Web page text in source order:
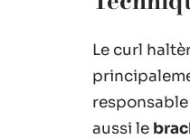
Le curl
aussi le